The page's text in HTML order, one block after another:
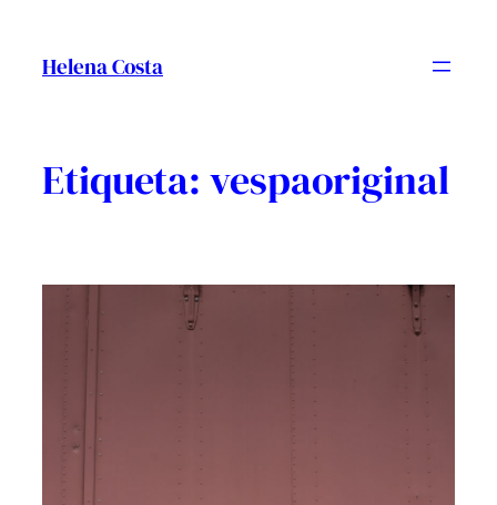
contingut
Helena Costa
Etiqueta: vespaoriginal